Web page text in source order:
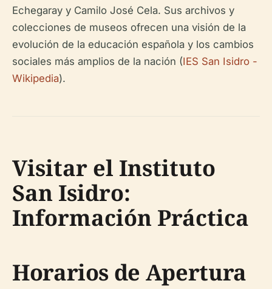
Echegaray y Camilo José Cela. Sus archivos y
colecciones de museos ofrecen una visión de la
evolución de la educación española y los cambios
sociales más amplios de la nación (IES San Isidro -
Wikipedia).
Visitar el Instituto
San Isidro:
Información Práctica
Horarios de Apertura